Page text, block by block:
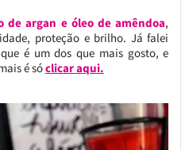
de argan e óleo de amêndoa,
proteção e brilho. Já falei
é um dos que mais gosto, e
é sóclicar aqui.